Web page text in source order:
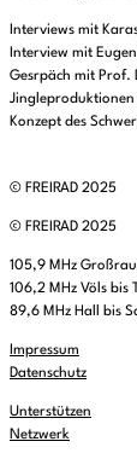
Interviews mit
Interview mit
Gesrpäch mit Prof.
Jingleproduktionen
Konzept des
© FREIRAD 2025
© FREIRAD 2025
105,9 MHz
106,2 MHz Völs bis
89,6 MHz Hall bis
Impressum
Datenschutz
Unterstützen
Netzwerk